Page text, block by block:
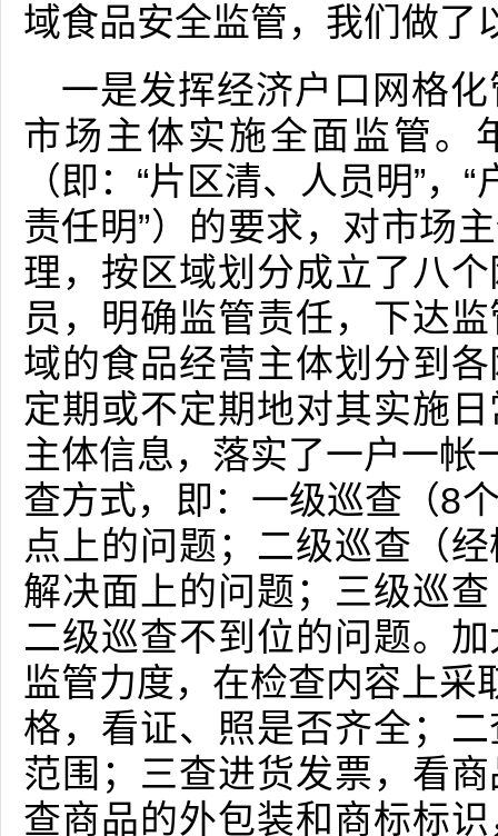
域食品安全监管，我们做了
一是发挥经济户口网格
市场主体实施全面监管。
（即：“片区清、人员明”，
责任明”）的要求，对市场
理，按区域划分成立了八
员，明确监管责任，下达
域的食品经营主体划分到
定期或不定期地对其实施
主体信息，落实了一户一帐
查方式，即：一级巡查（8
点上的问题；二级巡查（
解决面上的问题；三级巡
二级巡查不到位的问题。
监管力度，在检查内容上采
格，看证、照是否齐全；
范围；三查进货发票，看
查商品的外包装和商标标